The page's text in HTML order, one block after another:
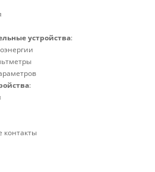
устройства:
:
контакты